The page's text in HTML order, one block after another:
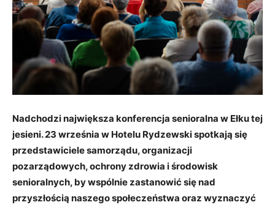
Nadchodzi największa konferencja senioralna w Ełku tej
jesieni. 23 września w Hotelu Rydzewski spotkają się
przedstawiciele samorządu, organizacji
pozarządowych, ochrony zdrowia i środowisk
senioralnych, by wspólnie zastanowić się nad
przyszłością naszego społeczeństwa oraz wyznaczyć